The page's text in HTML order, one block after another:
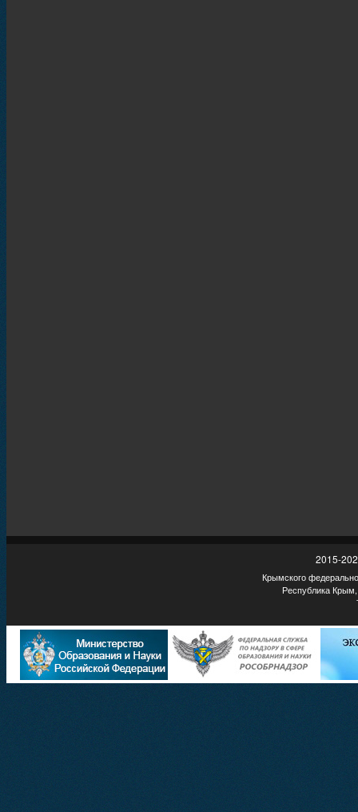
2015-
Крымского
Республика